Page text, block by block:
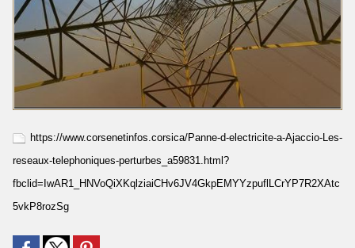
https://www.corsenetinfos.corsica/Panne-d-electricite-a-Ajaccio-Les-
reseaux-telephoniques-perturbes_a59831.html?
fbclid=IwAR1_HNVoQiXKqlziaiCHv6JV4GkpEMYYzpuflLCrYP7R2XAtc
5vkP8rozSg